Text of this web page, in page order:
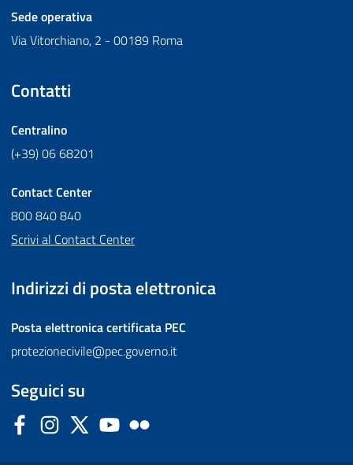
Sede operativa
Via Vitorchiano, 2 - 00189 Roma
Contatti
Centralino
(+39) 06 68201
Contact Center
800 840 840
Scrivi al Contact Center
Indirizzi di posta elettronica
Posta elettronica certificata PEC
protezionecivile@pec.governo.it
Seguici su
FacebookInstagram
Twitter YouTube